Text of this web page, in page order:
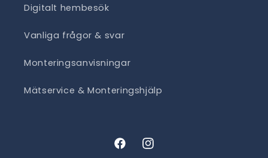
Digitalt hembesök
Vanliga frågor & svar
Monteringsanvisningar
Mätservice & Monteringshjälp
FacebookInstagram